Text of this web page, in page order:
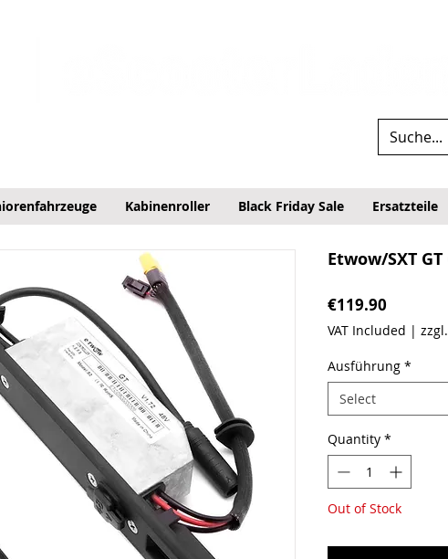
Kabinenroller Black Friday Sale Ersatzteile
Etwow/SXT
€119.90Price
VAT Included |
Ausführung *
Select
Quantity *
Out of Stock